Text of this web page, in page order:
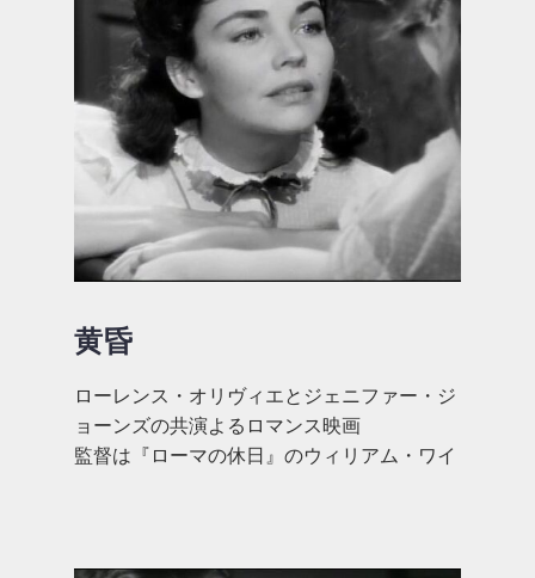
黄昏
ローレンス・オリヴィエとジェニファー・ジ
ョーンズの共演よるロマンス映画
監督は『ローマの休日』のウィリアム・ワイ